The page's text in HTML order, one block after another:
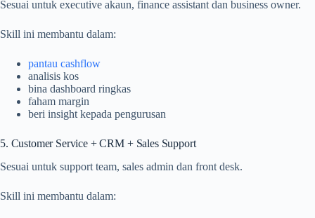
Sesuai untuk executive akaun, finance assistant dan business owner.
Skill ini membantu dalam:
pantau cashflow
analisis kos
bina dashboard ringkas
faham margin
beri insight kepada pengurusan
5. Customer Service + CRM + Sales Support
Sesuai untuk support team, sales admin dan front desk.
Skill ini membantu dalam: